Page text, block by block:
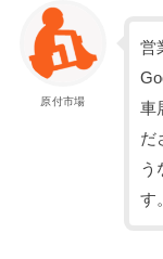
原付市場
営
車
だ
う
す